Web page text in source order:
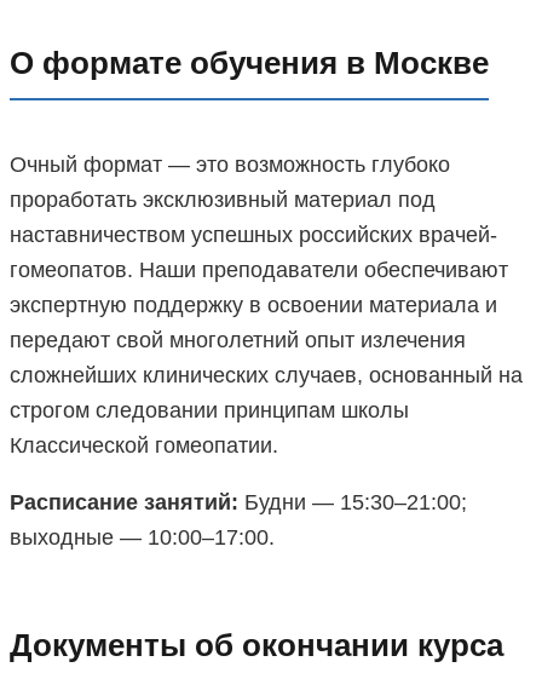
О формате обучения в Москве
Очный формат — это возможность глубоко
проработать эксклюзивный материал под
наставничеством успешных российских врачей-
гомеопатов. Наши преподаватели обеспечивают
экспертную поддержку в освоении материала и
передают свой многолетний опыт излечения
сложнейших клинических случаев, основанный на
строгом следовании принципам школы
Классической гомеопатии.
Расписание занятий: Будни — 15:30–21:00;
выходные — 10:00–17:00.
Документы об окончании курса